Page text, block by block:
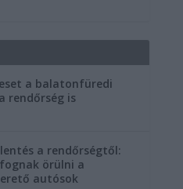
a balatonfüredi
rendőrség is
a rendőrségtől:
örülni a
autósok